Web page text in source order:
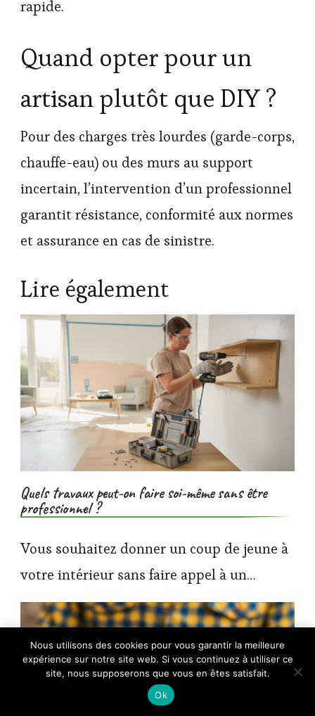
rapide.
Quand opter pour un
artisan plutôt que DIY ?
Pour des charges très lourdes (garde-corps,
chauffe-eau) ou des murs au support
incertain, l’intervention d’un professionnel
garantit résistance, conformité aux normes
et assurance en cas de sinistre.
Lire également
Quels travaux peut-on faire soi-même sans être
professionnel ?
Vous souhaitez donner un coup de jeune à
votre intérieur sans faire appel à un…
×
🔥 TOP VENTE
Peygre 120 Pièces Cheville Placo et Vis
Autoperceuses
Voir l'offre
Nous utilisons des cookies pour vous garantir la meilleure
expérience sur notre site web. Si vous continuez à utiliser ce
site, nous supposerons que vous en êtes satisfait.
Ok